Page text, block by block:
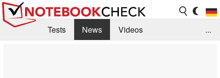
Tests News
Videos
...